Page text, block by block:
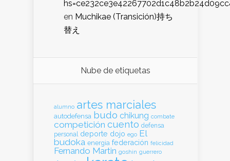
en Muchikae (Transición)持ち
替え
Nube de etiquetas
alumno artes marciales
autodefensa budo chikung combate
competición cuento defensa
personal deporte dojo ego El
budoka energia federación felicidad
Fernando Martin goshin guerrero